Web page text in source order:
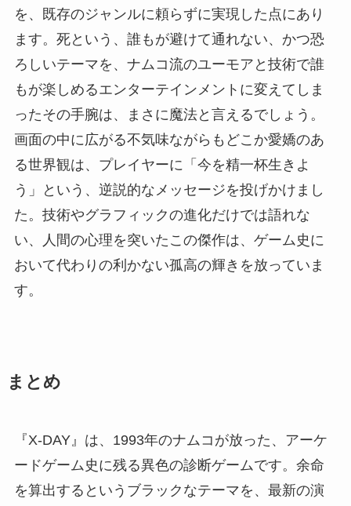
を、既存のジャンルに頼らずに実現した点にあり
ます。死という、誰もが避けて通れない、かつ恐
ろしいテーマを、ナムコ流のユーモアと技術で誰
もが楽しめるエンターテインメントに変えてしま
ったその手腕は、まさに魔法と言えるでしょう。
画面の中に広がる不気味ながらもどこか愛嬌のあ
る世界観は、プレイヤーに「今を精一杯生きよ
う」という、逆説的なメッセージを投げかけまし
た。技術やグラフィックの進化だけでは語れな
い、人間の心理を突いたこの傑作は、ゲーム史に
おいて代わりの利かない孤高の輝きを放っていま
す。
まとめ
『X-DAY』は、1993年のナムコが放った、アーケ
ードゲーム史に残る異色の診断ゲームです。余命
を算出するというブラックなテーマを、最新の演